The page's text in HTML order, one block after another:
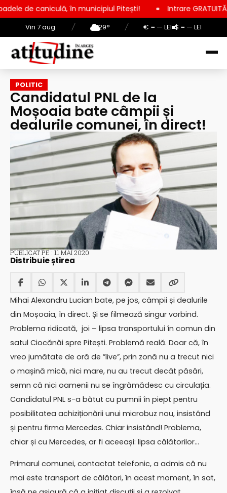
Vin 7 aug. / 29° / € = — LEI $ = — LEI
în municipiul Pitești! Intrare GRATUITĂ pentru copii,
POLITIC
Candidatul PNL de la
Moșoaia bate câmpii și
dealurile comunei, în direct!
PUBLICAT PE : 11 MAI 2020
Distribuie știrea
Mihai Alexandru Lucian bate, pe jos, câmpii și dealurile
din Moșoaia, în direct. Și se filmează singur vorbind.
Problema ridicată, joi – lipsa transportului în comun din
satul Ciocănăi spre Pitești. Problemă reală. Doar că, în
vreo jumătate de oră de ”live”, prin zonă nu a trecut nici
o mașină mică, nici mare, nu au trecut decât păsări,
semn că nici oamenii nu se îngrămădesc cu circulația.
Candidatul PNL s-a bătut cu pumnii în piept pentru
posibilitatea achiziționării unui microbuz nou, insistând
și pentru firma Mercedes. Chiar insistând! Problema,
chiar și cu Mercedes, ar fi aceeași: lipsa călătorilor…
Primarul comunei, contactat telefonic, a admis că nu
mai este transport de călători, în acest moment, în sat,